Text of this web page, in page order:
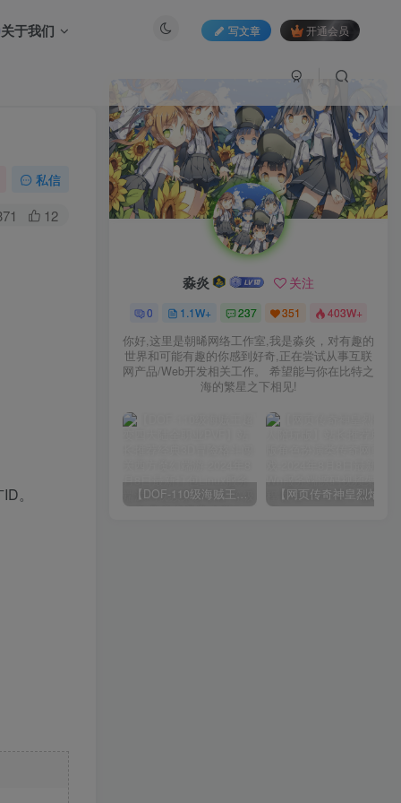
关于我们 写文章 开通会员
私信
12
。
淼炎 关注
0 1.1W+ 237 351 403W+
你好,这里是朝晞网络工作室,我是淼炎，对有趣的
世界和可能有趣的你感到好奇,正在尝试从事互联
网产品/Web开发相关工作。 希望能与你在比特之
海的繁星之下相见!
【DOF-110级海贼王超变四大陆全职业PVF】站长推荐经典3D冒险格斗闯关西方魔幻端游-2024年8月8日最新打包Linux服务端源码视频架设教程-等级补丁-配套完整客户端！